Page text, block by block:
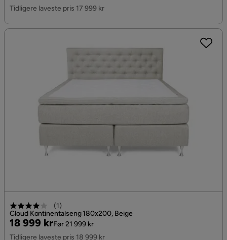
Pris
Tidligere laveste pris 17 999 kr
(1)
Cloud Kontinentalseng 180x200, Beige
Pris
18 999 kr
Original
Pris
Før 21 999 kr
Tidligere laveste pris 18 999 kr